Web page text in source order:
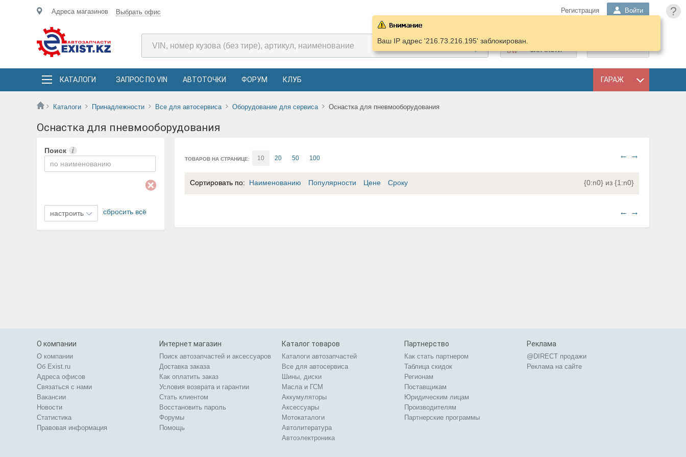
?
Адреса магазинов Выбрать офис Регистрация Войти
ЗАПЧАСТИ
КАТАЛОГИ ЗАПРОС ПО VIN АВТОТОЧКИ ФОРУМ КЛУБ ГАРАЖ
Каталоги Принадлежности Все для автосервиса Оборудование для сервиса Оснастка для пневмооборудования
Ваш IP адрес '216.73.216.195' заблокирован.
Оснастка для пневмооборудования
Поиск
настроить сбросить всё
ТОВАРОВ НА СТРАНИЦЕ: 10 20 50 100 ← →
{0:n0} из {1:n0}
Сортировать по: Наименованию Популярности Цене Сроку
← →
О компании
О компании
Об Exist.ru
Адреса офисов
Связаться с нами
Вакансии
Новости
Статистика
Правовая информация
Интернет магазин
Поиск автозапчастей и аксессуаров
Доставка заказа
Как оплатить заказ
Условия возврата и гарантии
Стать клиентом
Восстановить пароль
Форумы
Помощь
Каталог товаров
Каталоги автозапчастей
Все для автосервиса
Шины, диски
Масла и ГСМ
Аккумуляторы
Аксессуары
Мотокаталоги
Автолитература
Автоэлектроника
Партнерство
Как стать партнером
Таблица скидок
Регионам
Поставщикам
Юридическим лицам
Производителям
Партнерские программы
Реклама
@DIRECT продажи
Реклама на сайте